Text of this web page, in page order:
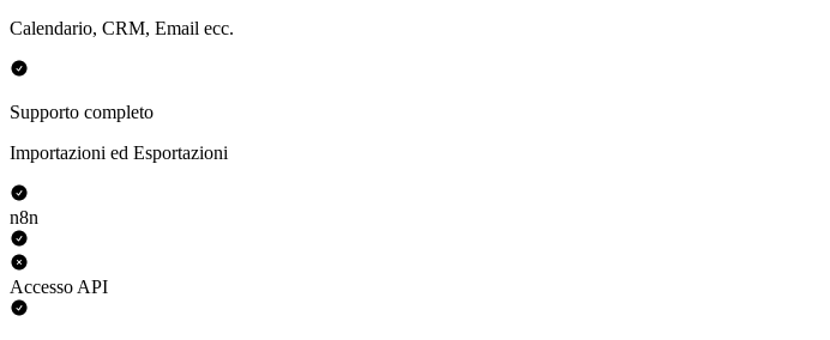
Calendario, CRM, Email ecc.
Supporto completo
Importazioni ed Esportazioni
n8n
Accesso API